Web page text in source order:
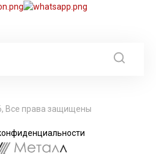
Все права защищены